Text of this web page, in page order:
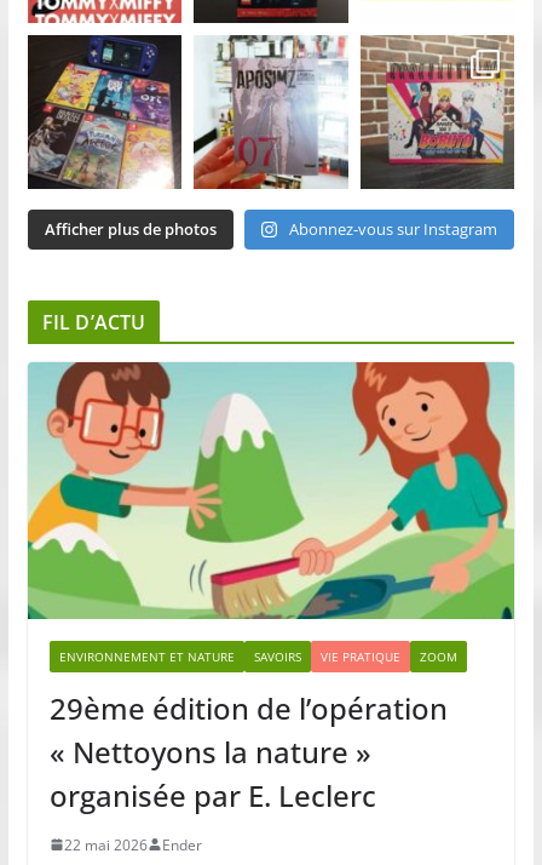
Afficher plus de photos Abonnez-vous sur Instagram
FIL D’ACTU
ENVIRONNEMENT ET NATURE SAVOIRS VIE PRATIQUE ZOOM
29ème édition de l’opération
« Nettoyons la nature »
organisée par E. Leclerc
22 mai 2026 Ender